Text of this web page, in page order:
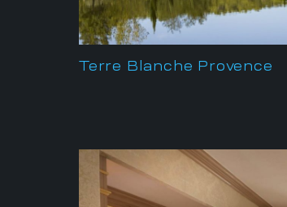
Terre Blanche Provence